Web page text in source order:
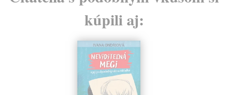
kúpili aj: